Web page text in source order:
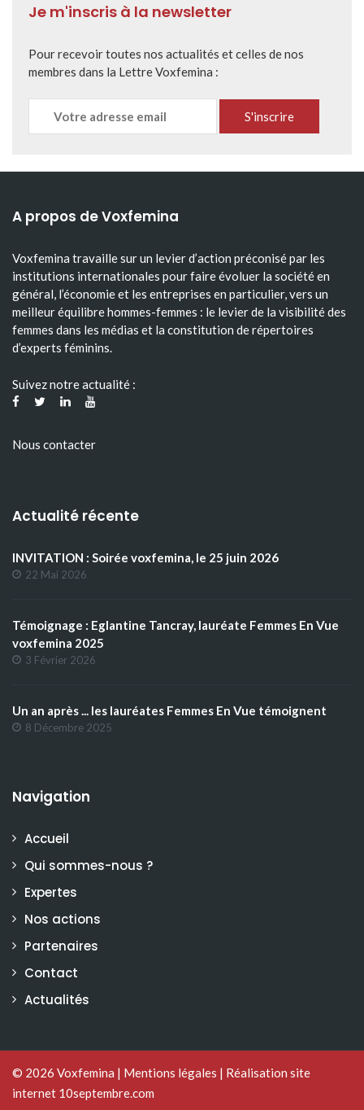
Je m'inscris à la newsletter
Pour recevoir toutes nos actualités et celles de nos
membres dans la Lettre Voxfemina :
A propos de Voxfemina
Voxfemina travaille sur un levier d’action préconisé par les
institutions internationales pour faire évoluer la société en
général, l’économie et les entreprises en particulier, vers un
meilleur équilibre hommes-femmes : le levier de la visibilité des
femmes dans les médias et la constitution de répertoires
d’experts féminins.
Suivez notre actualité :
Nous contacter
Actualité récente
INVITATION : Soirée voxfemina, le 25 juin 2026
22 Mai 2026
Témoignage : Eglantine Tancray, lauréate Femmes En Vue
voxfemina 2025
3 Février 2026
Un an après ... les lauréates Femmes En Vue témoignent
8 Décembre 2025
Navigation
Accueil
Qui sommes-nous ?
Expertes
Nos actions
Partenaires
Contact
Actualités
© 2026 Voxfemina | Mentions légales | Réalisation site
internet 10septembre.com